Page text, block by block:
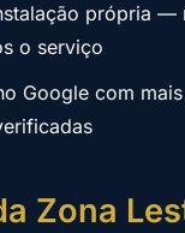
própria —
o serviço
Google com mais
Zona